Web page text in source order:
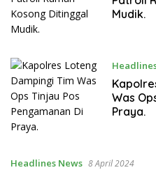
Mudik.
Was
Praya.
Headlines News 8 April 2024